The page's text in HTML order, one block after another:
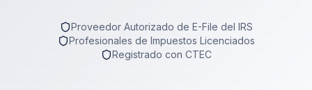
Proveedor Autorizado de E-File del IRS
Profesionales de Impuestos Licenciados
Registrado con CTEC